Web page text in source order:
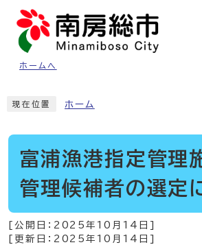
ページの先頭です
ホームへ
現在位置 ホーム
富浦漁港指定管理
管理候補者の選定
[公開日： 2025年10月14日
[更新日： 2025年10月14日